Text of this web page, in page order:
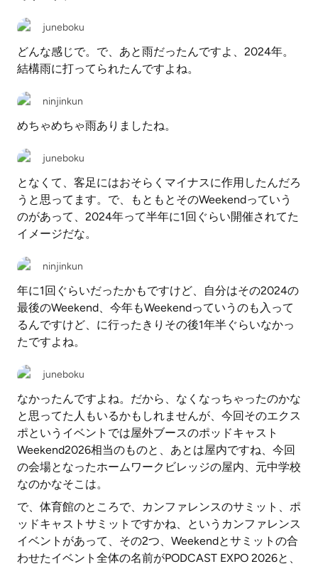
juneboku
どんな感じで。で、あと雨だったんですよ、2024年。
結構雨に打ってられたんですよね。
ninjinkun
めちゃめちゃ雨ありましたね。
juneboku
となくて、客足にはおそらくマイナスに作用したんだろ
うと思ってます。で、もともとそのWeekendっていう
のがあって、2024年って半年に1回ぐらい開催されてた
イメージだな。
ninjinkun
年に1回ぐらいだったかもですけど、自分はその2024の
最後のWeekend、今年もWeekendっていうのも入って
るんですけど、に行ったきりその後1年半ぐらいなかっ
たですよね。
juneboku
なかったんですよね。だから、なくなっちゃったのかな
と思ってた人もいるかもしれませんが、今回そのエクス
ポというイベントでは屋外ブースのポッドキャスト
Weekend2026相当のものと、あとは屋内ですね、今回
の会場となったホームワークビレッジの屋内、元中学校
なのかなそこは。
で、体育館のところで、カンファレンスのサミット、ポ
ッドキャストサミットですかね、というカンファレンス
イベントがあって、その2つ、Weekendとサミットの合
わせたイベント全体の名前がPODCAST EXPO 2026と、